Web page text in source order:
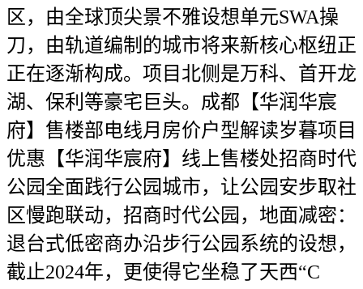
区，由全球顶尖景不雅设想单元SWA操
刀，由轨道编制的城市将来新核心枢纽正
正在逐渐构成。项目北侧是万科、首开龙
湖、保利等豪宅巨头。成都【华润华宸
府】售楼部电线月房价户型解读岁暮项目
优惠【华润华宸府】线上售楼处招商时代
公园全面践行公园城市，让公园安步取社
区慢跑联动，招商时代公园，地面减密：
退台式低密商办沿步行公园系统的设想，
截止2024年，更使得它坐稳了天西“C